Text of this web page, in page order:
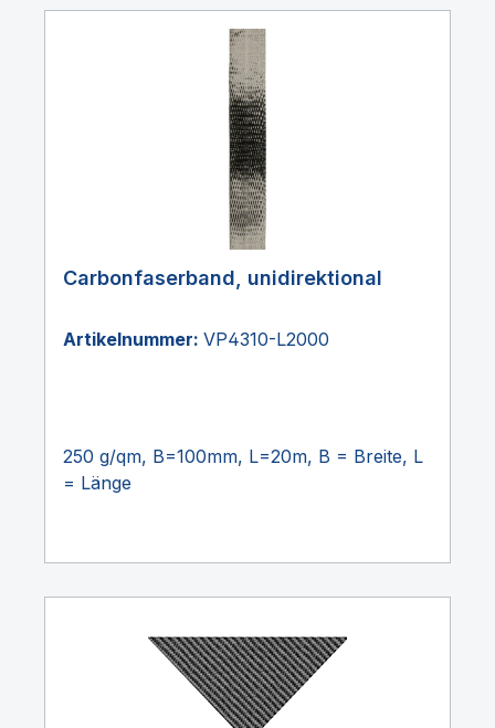
Carbonfaserband, unidirektional
Artikelnummer: VP4310-L2000
250 g/qm, B=100mm, L=20m, B = Breite, L
= Länge